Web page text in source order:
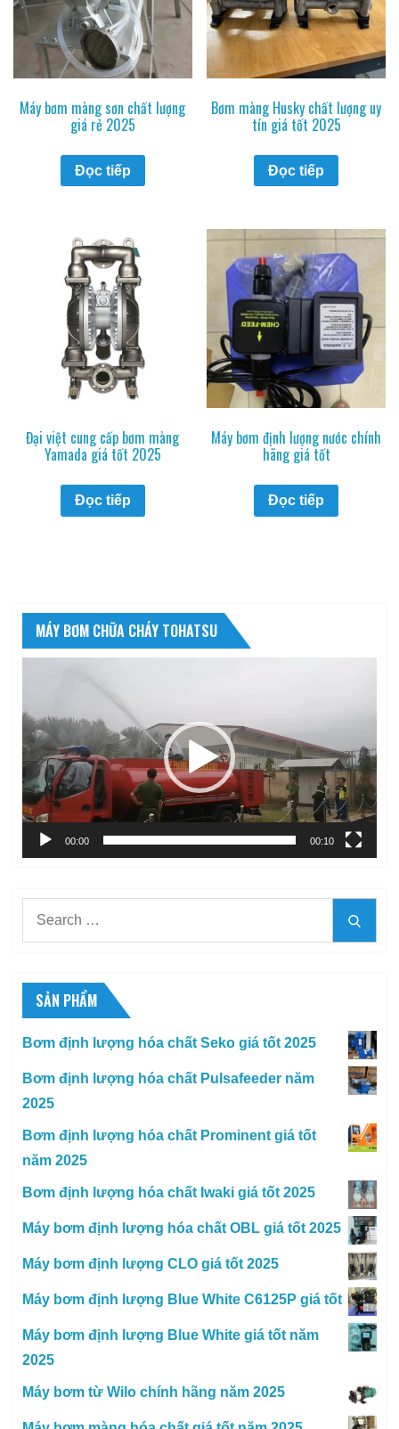
Máy bơm màng sơn chất lượng
giá rẻ 2025
Đọc tiếp
Bơm màng Husky chất lượng uy
tín giá tốt 2025
Đọc tiếp
Đại việt cung cấp bơm màng
Yamada giá tốt 2025
Đọc tiếp
Máy bơm định lượng nước chính
hãng giá tốt
Đọc tiếp
MÁY BƠM CHỮA CHÁY TOHATSU
Video
00:00 00:10
SẢN PHẨM
Bơm định lượng hóa chất Seko giá tốt 2025
Bơm định lượng hóa chất Pulsafeeder năm
2025
Bơm định lượng hóa chất Prominent giá tốt
năm 2025
Bơm định lượng hóa chất Iwaki giá tốt 2025
Máy bơm định lượng hóa chất OBL giá tốt 2025
Máy bơm định lượng CLO giá tốt 2025
Máy bơm định lượng Blue White C6125P giá tốt
Máy bơm định lượng Blue White giá tốt năm
2025
Máy bơm từ Wilo chính hãng năm 2025